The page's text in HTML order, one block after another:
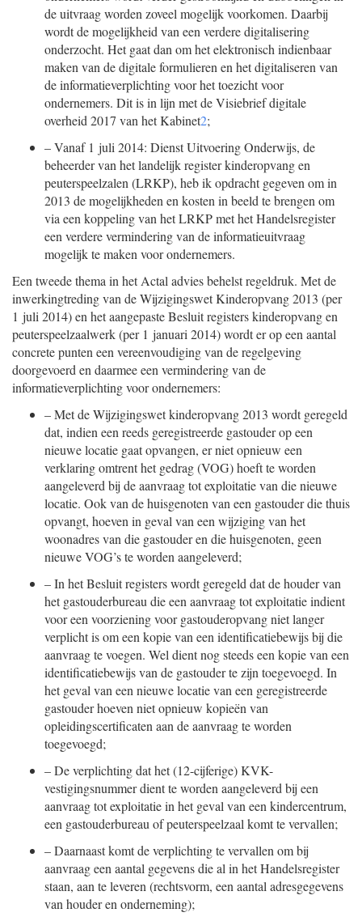
de uitvraag worden zoveel mogelijk voorkomen. Daarbij
wordt de mogelijkheid van een verdere digitalisering
onderzocht. Het gaat dan om het elektronisch indienbaar
maken van de digitale formulieren en het digitaliseren van
de informatieverplichting voor het toezicht voor
ondernemers. Dit is in lijn met de Visiebrief digitale
overheid 2017 van het Kabinet2;
–Vanaf 1 juli 2014: Dienst Uitvoering Onderwijs, de
beheerder van het landelijk register kinderopvang en
peuterspeelzalen (LRKP), heb ik opdracht gegeven om in
2013 de mogelijkheden en kosten in beeld te brengen om
via een koppeling van het LRKP met het Handelsregister
een verdere vermindering van de informatieuitvraag
mogelijk te maken voor ondernemers.
Een tweede thema in het Actal advies behelst regeldruk. Met de
inwerkingtreding van de Wijzigingswet Kinderopvang 2013 (per
1 juli 2014) en het aangepaste Besluit registers kinderopvang en
peuterspeelzaalwerk (per 1 januari 2014) wordt er op een aantal
concrete punten een vereenvoudiging van de regelgeving
doorgevoerd en daarmee een vermindering van de
informatieverplichting voor ondernemers:
–Met de Wijzigingswet kinderopvang 2013 wordt geregeld
dat, indien een reeds geregistreerde gastouder op een
nieuwe locatie gaat opvangen, er niet opnieuw een
verklaring omtrent het gedrag (VOG) hoeft te worden
aangeleverd bij de aanvraag tot exploitatie van die nieuwe
locatie. Ook van de huisgenoten van een gastouder die thuis
opvangt, hoeven in geval van een wijziging van het
woonadres van die gastouder en die huisgenoten, geen
nieuwe VOG’s te worden aangeleverd;
–In het Besluit registers wordt geregeld dat de houder van
het gastouderbureau die een aanvraag tot exploitatie indient
voor een voorziening voor gastouderopvang niet langer
verplicht is om een kopie van een identificatiebewijs bij die
aanvraag te voegen. Wel dient nog steeds een kopie van een
identificatiebewijs van de gastouder te zijn toegevoegd. In
het geval van een nieuwe locatie van een geregistreerde
gastouder hoeven niet opnieuw kopieën van
opleidingscertificaten aan de aanvraag te worden
toegevoegd;
–De verplichting dat het (12-cijferige) KVK-
vestigingsnummer dient te worden aangeleverd bij een
aanvraag tot exploitatie in het geval van een kindercentrum,
een gastouderbureau of peuterspeelzaal komt te vervallen;
–Daarnaast komt de verplichting te vervallen om bij
aanvraag een aantal gegevens die al in het Handelsregister
staan, aan te leveren (rechtsvorm, een aantal adresgegevens
van houder en onderneming);